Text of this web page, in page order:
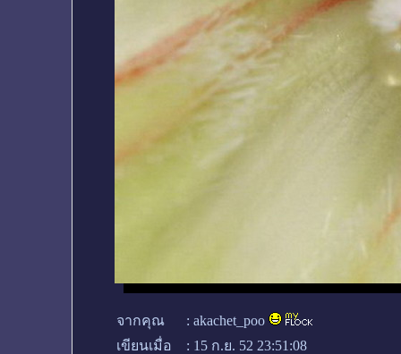
จากคุณ : akachet_poo
เขียนเมื่อ
: 15 ก.ย. 52 23:51:08